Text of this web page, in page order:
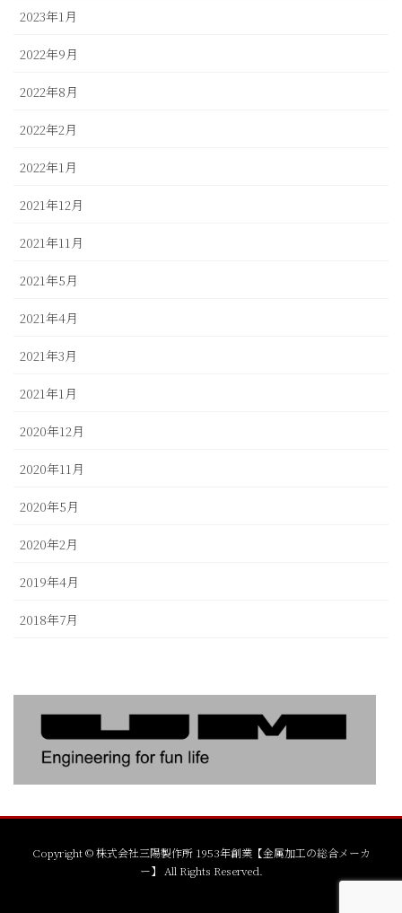
2023年1月
2022年9月
2022年8月
2022年2月
2022年1月
2021年12月
2021年11月
2021年5月
2021年4月
2021年3月
2021年1月
2020年12月
2020年11月
2020年5月
2020年2月
2019年4月
2018年7月
Copyright © 株式会社三陽製作所 1953年創業【金属加工の総合メーカ
ー】 All Rights Reserved.